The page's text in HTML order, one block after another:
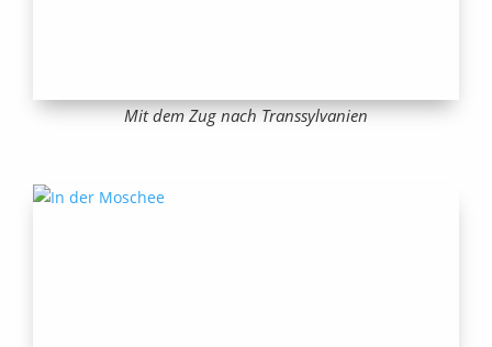
Mit dem Zug nach Transsylvanien